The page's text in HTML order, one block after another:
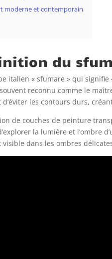
moderne et contemporain
du
italien « sfumare » qui
reconnu comme le
les contours durs,
de couches de peinture
la lumière et l’ombre
dans les ombres